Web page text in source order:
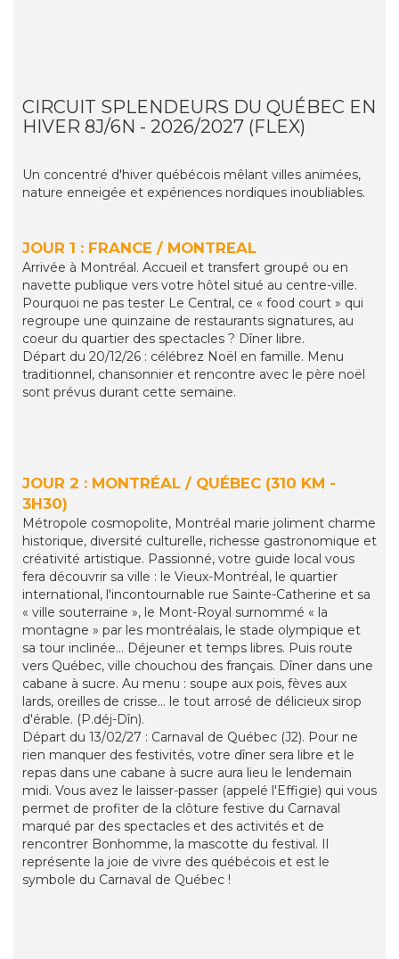
CIRCUIT SPLENDEURS DU QUÉBEC EN
HIVER 8J/6N - 2026/2027 (FLEX)
Un concentré d'hiver québécois mêlant villes animées,
nature enneigée et expériences nordiques inoubliables.
JOUR 1 : FRANCE / MONTREAL
Arrivée à Montréal. Accueil et transfert groupé ou en
navette publique vers votre hôtel situé au centre-ville.
Pourquoi ne pas tester Le Central, ce « food court » qui
regroupe une quinzaine de restaurants signatures, au
coeur du quartier des spectacles ? Dîner libre.
Départ du 20/12/26 : célébrez Noël en famille. Menu
traditionnel, chansonnier et rencontre avec le père noël
sont prévus durant cette semaine.
JOUR 2 : MONTRÉAL / QUÉBEC (310 KM -
3H30)
Métropole cosmopolite, Montréal marie joliment charme
historique, diversité culturelle, richesse gastronomique et
créativité artistique. Passionné, votre guide local vous
fera découvrir sa ville : le Vieux-Montréal, le quartier
international, l'incontournable rue Sainte-Catherine et sa
« ville souterraine », le Mont-Royal surnommé « la
montagne » par les montréalais, le stade olympique et
sa tour inclinée... Déjeuner et temps libres. Puis route
vers Québec, ville chouchou des français. Dîner dans une
cabane à sucre. Au menu : soupe aux pois, fèves aux
lards, oreilles de crisse... le tout arrosé de délicieux sirop
d'érable. (P.déj-Dîn).
Départ du 13/02/27 : Carnaval de Québec (J2). Pour ne
rien manquer des festivités, votre dîner sera libre et le
repas dans une cabane à sucre aura lieu le lendemain
midi. Vous avez le laisser-passer (appelé l'Effigie) qui vous
permet de profiter de la clôture festive du Carnaval
marqué par des spectacles et des activités et de
rencontrer Bonhomme, la mascotte du festival. Il
représente la joie de vivre des québécois et est le
symbole du Carnaval de Québec !